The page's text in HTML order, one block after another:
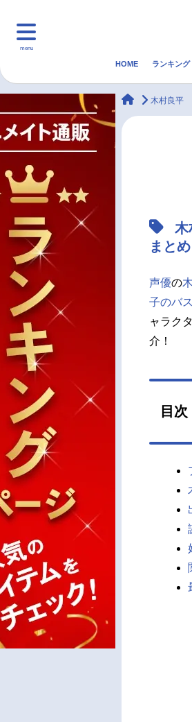
menu
マンガ・ラノベ
HOME ランキング
木村良平
木
まとめ
声優の
子のバ
ャラク
介！
目次